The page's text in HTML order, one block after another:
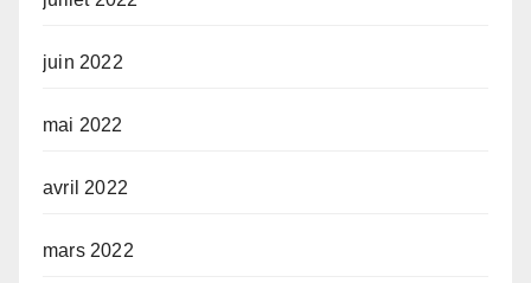
juin 2022
mai 2022
avril 2022
mars 2022